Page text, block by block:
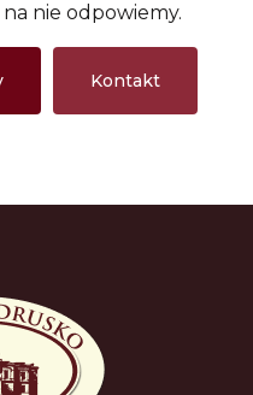
nie odpowiemy.
Kontakt